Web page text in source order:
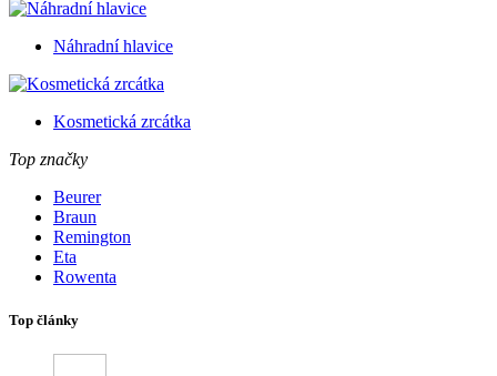
Náhradní hlavice
Kosmetická zrcátka
Top značky
Beurer
Braun
Remington
Eta
Rowenta
Top články